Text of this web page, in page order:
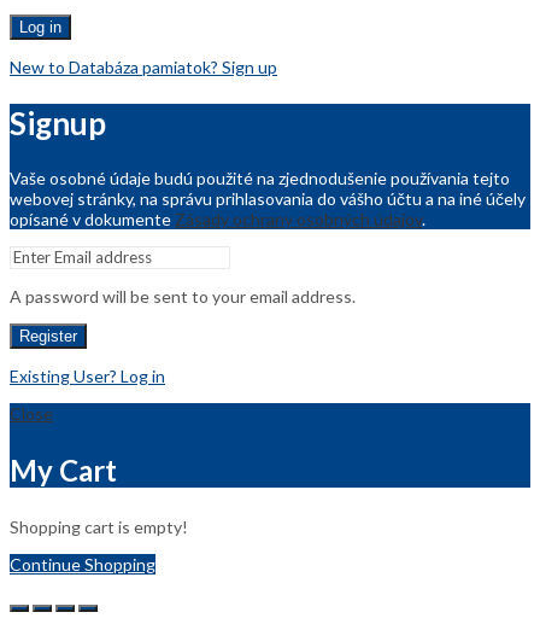
Log in
New to Databáza pamiatok? Sign up
Signup
Vaše osobné údaje budú použité na zjednodušenie používania tejto
webovej stránky, na správu prihlasovania do vášho účtu a na iné účely
opísané v dokumente Zásady ochrany osobných údajov.
A password will be sent to your email address.
Register
Existing User? Log in
Close
My Cart
Shopping cart is empty!
Continue Shopping